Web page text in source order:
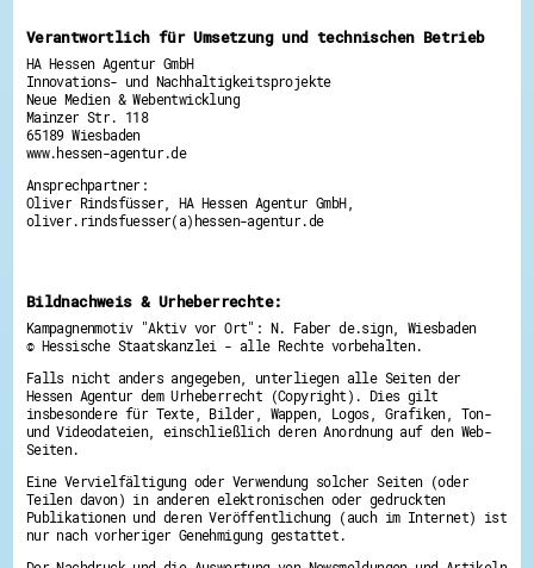
Flüchtlingshilfe + Integration
Generationsübergreifend aktiv
Qualifizierung & Fortbildung
Stiftungen
Service
Impressum
Datenschutz
Erklärung zur Barrierefreiheit
Verantwortlich für Umsetzung und technischen Betrieb
HA Hessen Agentur GmbH
Innovations- und Nachhaltigkeitsprojekte
Neue Medien & Webentwicklung
Mainzer Str. 118
65189 Wiesbaden
www.hessen-agentur.de
Ansprechpartner:
Oliver Rindsfüsser, HA Hessen Agentur GmbH,
oliver.rindsfuesser(a)hessen-agentur.de
Bildnachweis & Urheberrechte:
Kampagnenmotiv "Aktiv vor Ort": N. Faber de.sign, Wiesbaden
© Hessische Staatskanzlei - alle Rechte vorbehalten.
Falls nicht anders angegeben, unterliegen alle Seiten der
Hessen Agentur dem Urheberrecht (Copyright). Dies gilt
insbesondere für Texte, Bilder, Wappen, Logos, Grafiken, Ton-
und Videodateien, einschließlich deren Anordnung auf den Web-
Seiten.
Eine Vervielfältigung oder Verwendung solcher Seiten (oder
Teilen davon) in anderen elektronischen oder gedruckten
Publikationen und deren Veröffentlichung (auch im Internet) ist
nur nach vorheriger Genehmigung gestattet.